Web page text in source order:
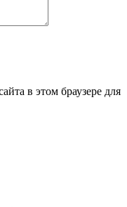
в этом браузере для